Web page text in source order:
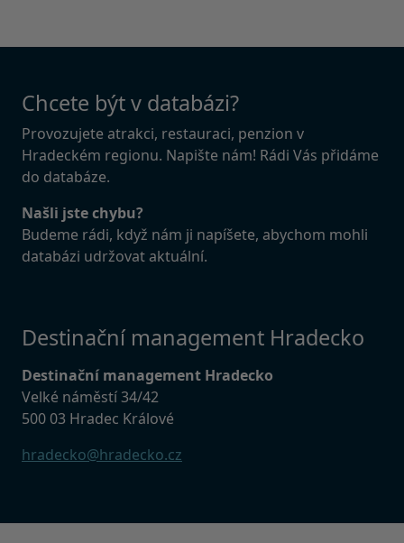
Chcete být v databázi?
Provozujete atrakci, restauraci, penzion v
Hradeckém regionu. Napište nám! Rádi Vás přidáme
do databáze.
Našli jste chybu?
Budeme rádi, když nám ji napíšete, abychom mohli
databázi udržovat aktuální.
Destinační management Hradecko
Destinační management Hradecko
Velké náměstí 34/42
500 03 Hradec Králové
hradecko@hradecko.cz